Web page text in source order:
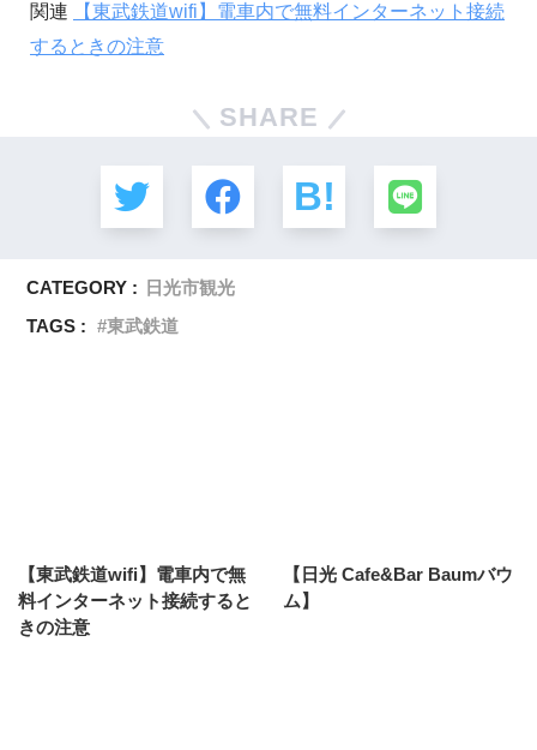
関連
【東武鉄道wifi】電車内で無料インターネット接続
するときの注意
SHARE
CATEGORY :
日光市観光
TAGS :
東武鉄道
【東武鉄道wifi】電車内で無
料インターネット接続すると
きの注意
【日光 Cafe&Bar Baumバウ
ム】